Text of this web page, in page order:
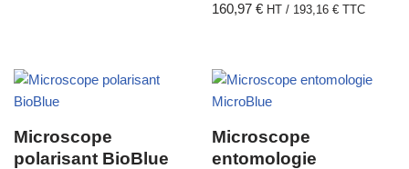
160,97€ HT / 193,16€ TTC
Microscope
polarisant BioBlue
Microscope
entomologie